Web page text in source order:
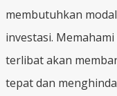
membutuhkan
investasi.
terlibat akan
tepat dan